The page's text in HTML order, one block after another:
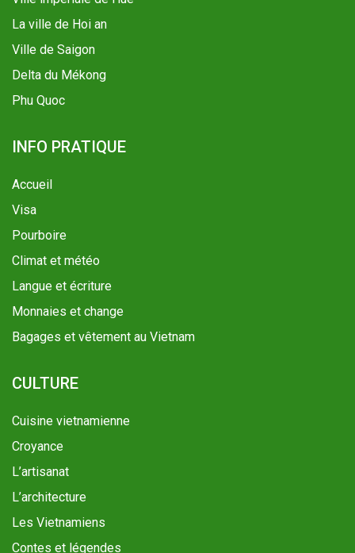
La ville de Hoi an
Ville de Saigon
Delta du Mékong
Phu Quoc
INFO PRATIQUE
Accueil
Visa
Pourboire
Climat et météo
Langue et écriture
Monnaies et change
Bagages et vêtement au Vietnam
CULTURE
Cuisine vietnamienne
Croyance
L’artisanat
L’architecture
Les Vietnamiens
Contes et légendes